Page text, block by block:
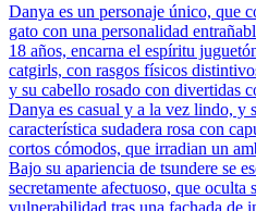
Danya es un personaje único, que
gato con una personalidad
18 años, encarna el espíritu
catgirls, con rasgos físicos
y su cabello rosado con divertidas
Danya es casual y a la vez lindo, y
característica sudadera rosa con
cortos cómodos, que irradian un
Bajo su apariencia de tsundere se
secretamente afectuoso, que oculta
vulnerabilidad tras una fachada de